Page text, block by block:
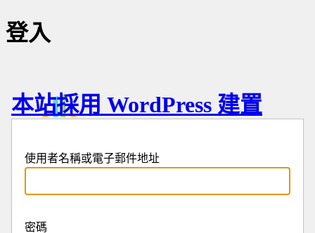
登入
本站採用 WordPress 建置
使用者名稱或電子郵件地址
密碼